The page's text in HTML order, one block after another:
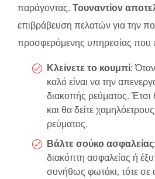
παράγοντας. Τουναντίον
επιβράβευση πελατών για την
προσφερόμενης υπηρεσίας που
Κλείνετε το κουμπί:
καλό είναι να την
διακοπής ρεύματος. Έτσι
και θα δείτε
ρεύματος.
Βάλτε σούκο ασφαλείας
διακόπτη ασφαλείας ή
συνήθως φωτάκι, τότε σε